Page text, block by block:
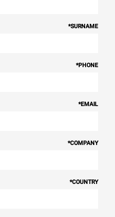
SURNAME
*
PHONE
*
EMAIL
*
COMPANY
*
COUNTRY
*